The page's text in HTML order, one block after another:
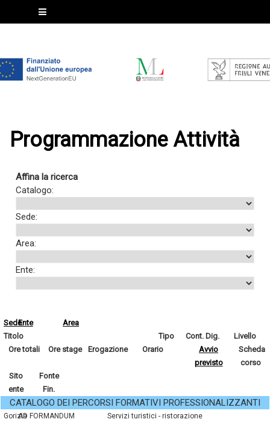
Programmazione Attività
Affina la ricerca
Catalogo:
Sede:
Area:
Ente:
SedeEnte
Area
Titolo
Tipo Cont. Dig.
Livello
Ore totali
Ore stage Erogazione Orario
Avvio
previsto
Scheda
corso
Sito
ente
Fonte
Fin.
CATALOGO DEI PERCORSI FORMATIVI PROFESSIONALIZZANTI
GoriziaAD FORMANDUM
servizi turistici - ristorazione